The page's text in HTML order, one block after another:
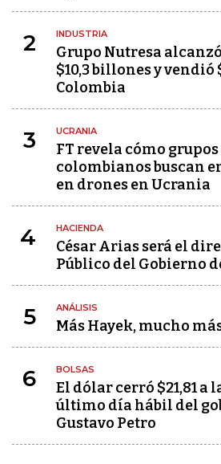
2 INDUSTRIA
Grupo Nutresa
$10,3 billones y vendió
Colombia
3 UCRANIA
FT revela cómo
colombianos buscan
en drones en Ucrania
4 HACIENDA
César Arias será el
Público del Gobierno
5 ANÁLISIS
Más Hayek, mucho
6 BOLSAS
El dólar cerró $21,81 a
último día hábil del
Gustavo Petro